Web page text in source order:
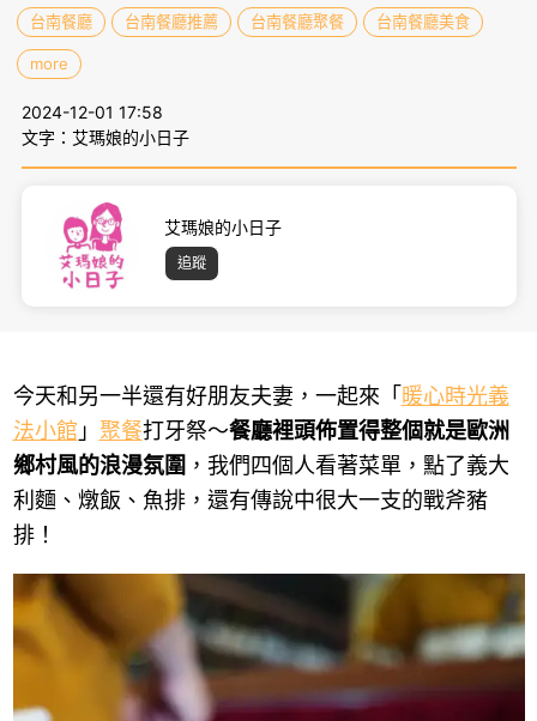
台南餐廳 台南餐廳推薦 台南餐廳聚餐 台南餐廳美食
more
2024-12-01 17:58
文字：艾瑪娘的小日子
艾瑪娘的小日子
追蹤
今天和另一半還有好朋友夫妻，一起來「 暖心時光義
法小館 」 聚餐打牙祭～餐廳裡頭佈置得整個就是歐洲
鄉村風的浪漫氛圍 ，我們四個人看著菜單，點了義大
利麵、燉飯、魚排，還有傳說中很大一支的戰斧豬
排！